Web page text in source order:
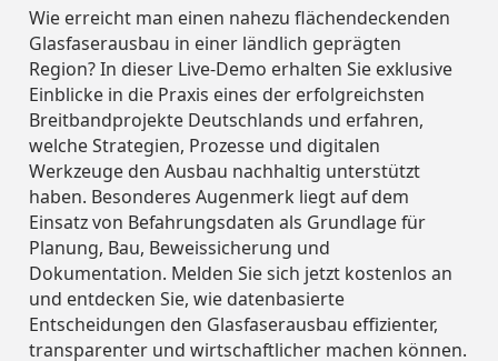
Neuigkeiten &
Blog
Eventkalender
Über Uns
Karriere
Befahrungsübersicht
Partner
Nachhaltigkeit
Führungsteam
Demo anfordern
Versicherungen
Infrastruktur
Versorger &
Energie
Telekommunikation
Oberflächeninformationen
Smart City
Steuerbewertungen
Sicherheit Für Fußgänger
Sicherheit Im
Straßenverkehr
Assets
Street Smart
Integrationen
& APIs
Wie erreicht man einen nahezu flächendeckenden
Glasfaserausbau in einer ländlich geprägten
Region? In dieser Live-Demo erhalten Sie exklusive
Einblicke in die Praxis eines der erfolgreichsten
Breitbandprojekte Deutschlands und erfahren,
welche Strategien, Prozesse und digitalen
Werkzeuge den Ausbau nachhaltig unterstützt
haben. Besonderes Augenmerk liegt auf dem
Einsatz von Befahrungsdaten als Grundlage für
Planung, Bau, Beweissicherung und
Dokumentation. Melden Sie sich jetzt kostenlos an
und entdecken Sie, wie datenbasierte
Entscheidungen den Glasfaserausbau effizienter,
transparenter und wirtschaftlicher machen können.
Webinare &
Videos
Neuigkeiten &
Blog
Eventkalender
ansehen
Über Uns
Karriere
Befahrungsübersicht
Partner
PL
Login
Demo anfordern
Städte &
Verwaltungen
Versicherungen
Infrastruktur
Versorger &
Energie
Telekommunikation
Asset Management
Oberflächeninformationen
Smart City
Steuerbewertungen
Sicherheit Für Fußgänger
Sicherheit Im
Daten
Assets
Street Smart
Integrationen
& APIs
Webinare &
Videos
Neuigkeiten &
Blog
Eventkalender
ansehen
Über Uns
Karriere
Befahrungsübersicht
Partner
PL
Login
Demo anfordern
Städte &
Verwaltungen
Versicherungen
Infrastruktur
Versorger &
Energie
Telekommunikation
Asset Management
Oberflächeninformationen
Smart City
Steuerbewertungen
Sicherheit Für Fußgänger
Sicherheit Im
Daten
Assets
Street Smart
Integrationen
& APIs